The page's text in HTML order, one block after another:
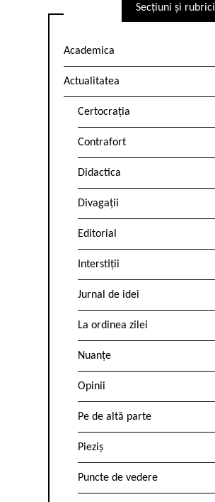
Secțiuni și rubrici
Academica
Actualitatea
Certocrația
Contrafort
Didactica
Divagații
Editorial
Interstiții
Jurnal de idei
La ordinea zilei
Nuanțe
Opinii
Pe de altă parte
Pieziș
Puncte de vedere